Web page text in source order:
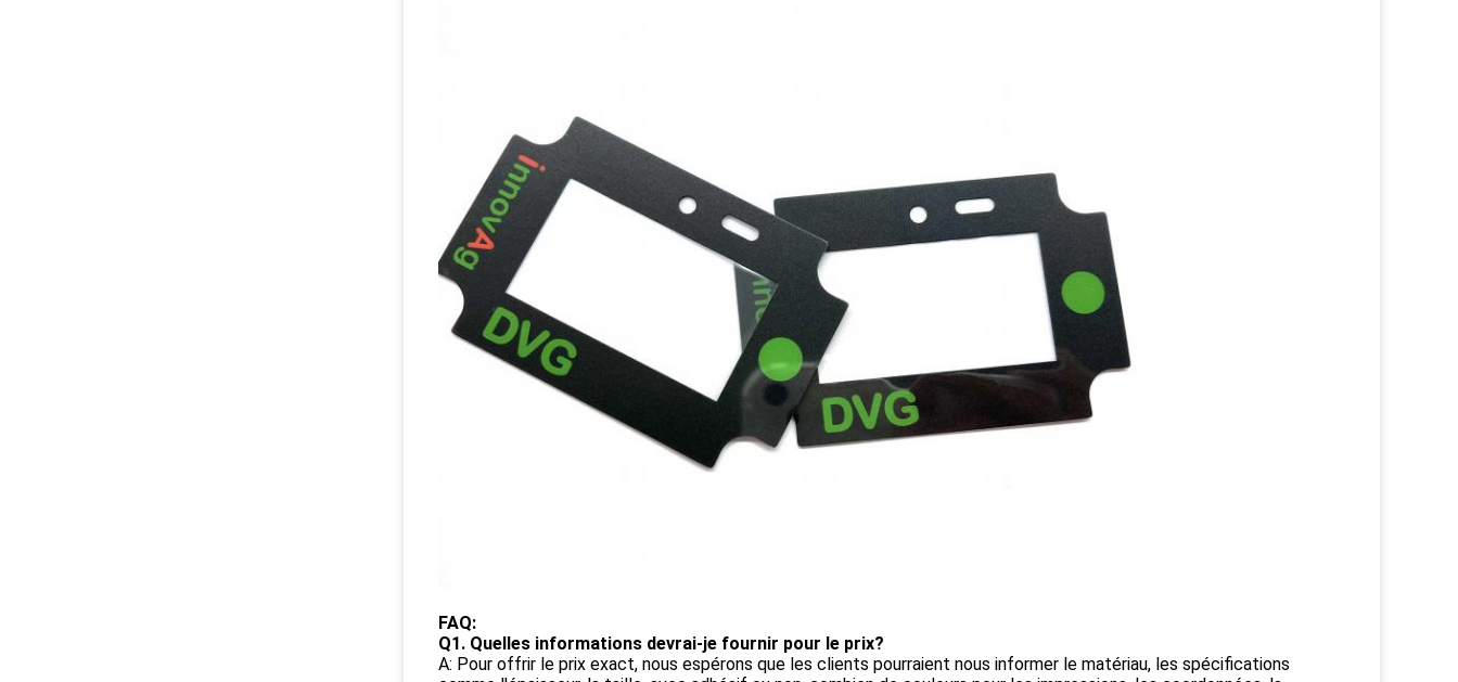
FAQ:
Q1. Quelles informations devrai-je fournir pour le prix?
A: Pour offrir le prix exact, nous espérons que les clients pourraient nous informer le matériau, les spécifications